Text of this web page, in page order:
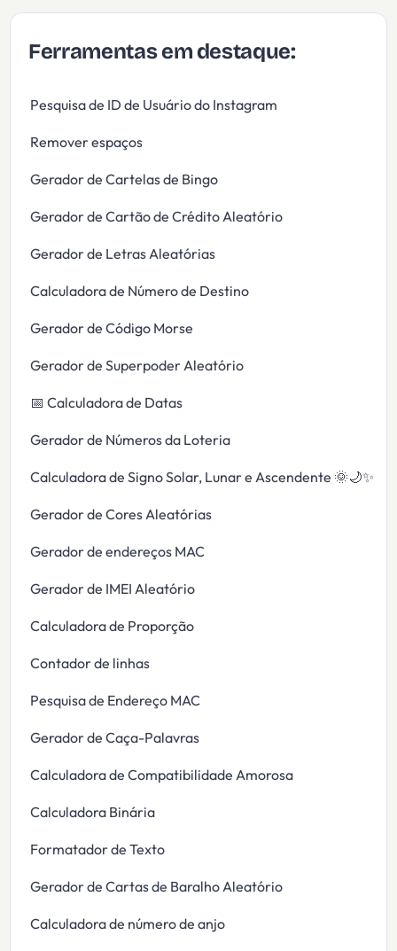
Ferramentas em destaque:
Pesquisa de ID de Usuário do Instagram
Remover espaços
Gerador de Cartelas de Bingo
Gerador de Cartão de Crédito Aleatório
Gerador de Letras Aleatórias
Calculadora de Número de Destino
Gerador de Código Morse
Gerador de Superpoder Aleatório
📅 Calculadora de Datas
Gerador de Números da Loteria
Calculadora de Signo Solar, Lunar e Ascendente 🌞🌙✨
Gerador de Cores Aleatórias
Gerador de endereços MAC
Gerador de IMEI Aleatório
Calculadora de Proporção
Contador de linhas
Pesquisa de Endereço MAC
Gerador de Caça-Palavras
Calculadora de Compatibilidade Amorosa
Calculadora Binária
Formatador de Texto
Gerador de Cartas de Baralho Aleatório
Calculadora de número de anjo